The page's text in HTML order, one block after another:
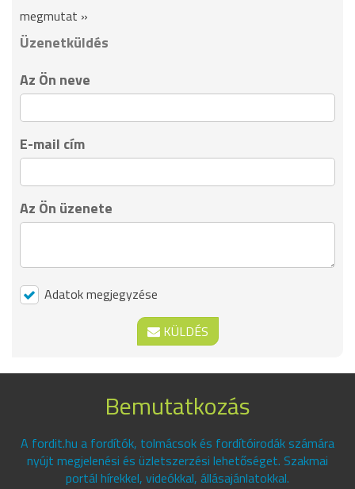
megmutat »
Üzenetküldés
Az Ön neve
E-mail cím
Az Ön üzenete
Adatok megjegyzése
KÜLDÉS
Bemutatkozás
A fordit.hu a fordítók, tolmácsok és fordítóirodák számára
nyújt megjelenési és üzletszerzési lehetőséget. Szakmai
portál hírekkel, videókkal, állásajánlatokkal.